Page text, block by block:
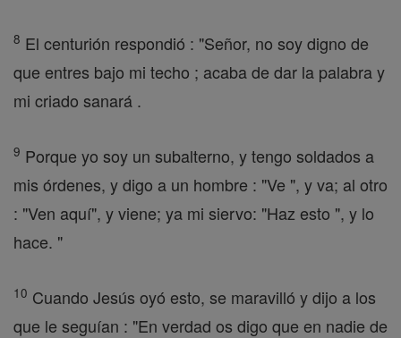
8 El centurión respondió : "Señor, no soy digno de
que entres bajo mi techo ; acaba de dar la palabra y
mi criado sanará .
9 Porque yo soy un subalterno, y tengo soldados a
mis órdenes, y digo a un hombre : "Ve ", y va; al otro
: "Ven aquí", y viene; ya mi siervo: "Haz esto ", y lo
hace. "
10 Cuando Jesús oyó esto, se maravilló y dijo a los
que le seguían : "En verdad os digo que en nadie de